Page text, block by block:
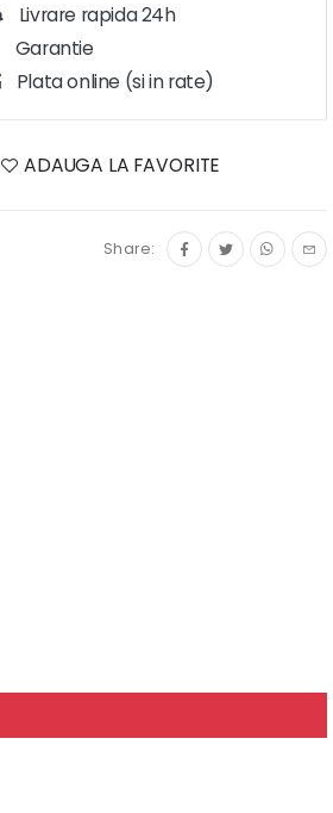
Livrare rapida 24h
Garantie
Plata online (si in rate)
ADAUGA LA FAVORITE
Share: